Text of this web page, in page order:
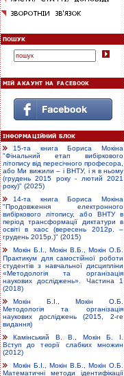
15-та книга Бориса Мокіна
"Фінальний етап вибіркового
літопису від пересічного професора,
або Ми вижили – і ВНТУ, і я в ньому
(грудень 2015 року - лютий 2021
року)" (2025)
14-та книга Бориса Мокіна
"Продовження електронного
вибіркового літопису, або ВНТУ в
період трансформації диктатури в
освіті в хаос (вересень 2012р. –
грудень 2015р.)" (2015)
Мокін Б.І., Мокін В.Б., Мокін О.Б.
Практикум для самостійної роботи
студентів з навчальної дисципліни
«Методологія та організація
наукових досліджень». Частина 1
(2018)
Мокін Б.І., Мокін О.Б.
Методологія та організація
наукових досліджень (2015, 2-ге
видання)
Камінський В. В., Мокін Б. І.
Вступ до теорії слабких множин
(2012)
Мокін Б.І., Мокін В.Б., Мокін О.Б.
Математичні методи ідентифікації